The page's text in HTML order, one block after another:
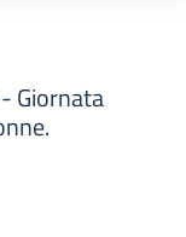
Giornata